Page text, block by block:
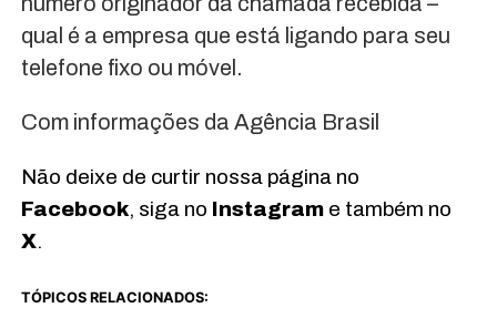
qual é a empresa que está ligando para seu
telefone fixo ou móvel.
Com informações da Agência Brasil
Não deixe de curtir nossa página no
Facebook, siga no Instagrame também no
X.
TÓPICOS RELACIONADOS: